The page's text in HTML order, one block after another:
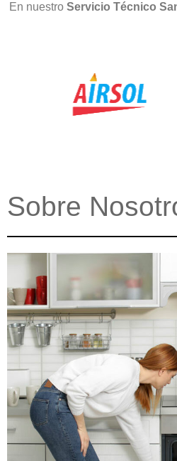
En nuestro Servicio Técnico
Sobre